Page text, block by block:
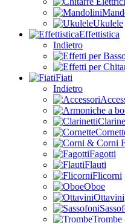
Ukulele
Effettistica
Indietro
Fiati
Indietro
Fagotti
Flauti
Flicorni
Oboe
Ottavini
Trombe